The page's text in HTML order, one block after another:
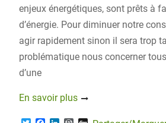
enjeux énergétiques, sont prêts à
d’énergie. Pour diminuer notre
agir rapidement sinon il sera trop
problématique nous concerner
d’une
En savoir plus